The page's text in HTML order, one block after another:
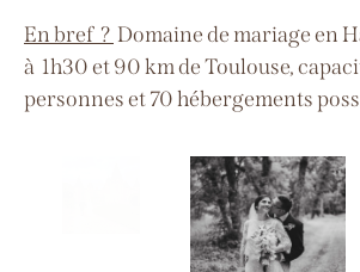
En bref ? Domaine de mariage en
à 1h30 et 90 km de Toulouse,
personneset 70 hébergements